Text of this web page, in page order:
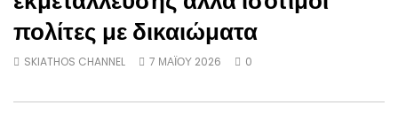
πολίτες με δικαιώματα
SKIATHOS CHANNEL 7 ΜΑΪ́ΟΥ 2026 0